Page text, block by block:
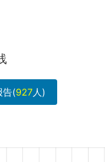
告(927人)
厉害啊